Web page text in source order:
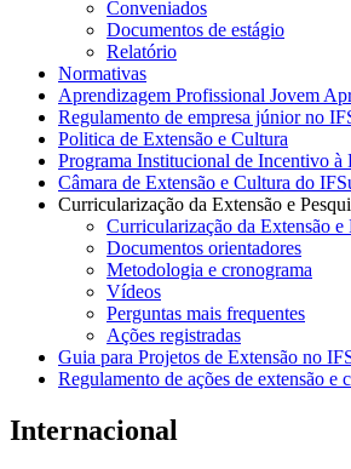
Conveniados
Documentos de estágio
Relatório
Normativas
Aprendizagem Profissional Jovem
Regulamento de empresa júnior no
Politica de Extensão e Cultura
Programa Institucional de Incentivo
Câmara de Extensão e Cultura do
Curricularização da Extensão e
Curricularização da Extensão e
Documentos orientadores
Metodologia e cronograma
Vídeos
Perguntas mais frequentes
Ações registradas
Guia para Projetos de Extensão no
Regulamento de ações de extensão e
Internacional